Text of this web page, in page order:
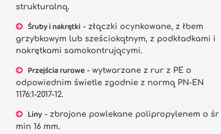
strukturalną.
Śruby i nakrętki - złączki ocynkowane, z łbem
grzybkowym lub sześciokątnym, z podkładkami i
nakrętkami samokontrującymi.
Przejścia rurowe- wytwarzane z rur z PE o
odpowiednim świetle zgodnie z normą PN-EN
1176:1-2017-12.
Liny - zbrojone powlekane polipropylenem o śr
min 16 mm.